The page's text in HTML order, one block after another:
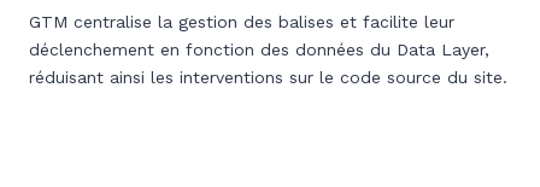
GTM centralise la gestion des balises et facilite leur
déclenchement en fonction des données du Data Layer,
réduisant ainsi les interventions sur le code source du site.